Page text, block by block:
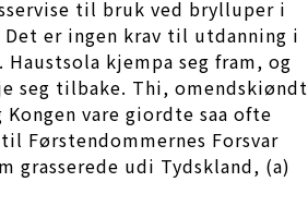
til bruk ved brylluper i
Det er ingen krav til utdanning i
kjempa seg fram, og
seg tilbake. Thi, omendskiøndt
vare giordte saa ofte
til Førstendommernes Forsvar
grasserede udi Tydskland, (a)